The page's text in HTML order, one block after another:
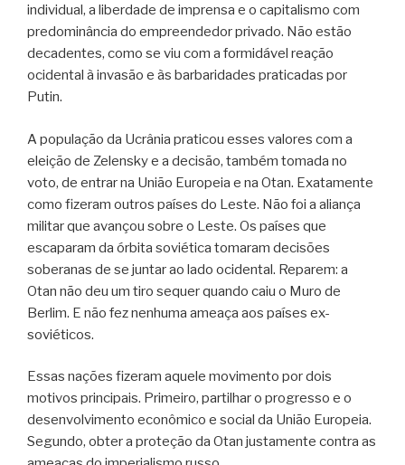
individual, a liberdade de imprensa e o capitalismo com
predominância do empreendedor privado. Não estão
decadentes, como se viu com a formidável reação
ocidental à invasão e às barbaridades praticadas por
Putin.
A população da Ucrânia praticou esses valores com a
eleição de Zelensky e a decisão, também tomada no
voto, de entrar na União Europeia e na Otan. Exatamente
como fizeram outros países do Leste. Não foi a aliança
militar que avançou sobre o Leste. Os países que
escaparam da órbita soviética tomaram decisões
soberanas de se juntar ao lado ocidental. Reparem: a
Otan não deu um tiro sequer quando caiu o Muro de
Berlim. E não fez nenhuma ameaça aos países ex-
soviéticos.
Essas nações fizeram aquele movimento por dois
motivos principais. Primeiro, partilhar o progresso e o
desenvolvimento econômico e social da União Europeia.
Segundo, obter a proteção da Otan justamente contra as